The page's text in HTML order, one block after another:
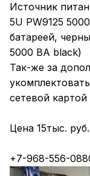
Источник
5U PW9125
батареей,
5000 ВА black)
Так-же за
сетевой
Цена 15тыс. руб.
+7-968-556-